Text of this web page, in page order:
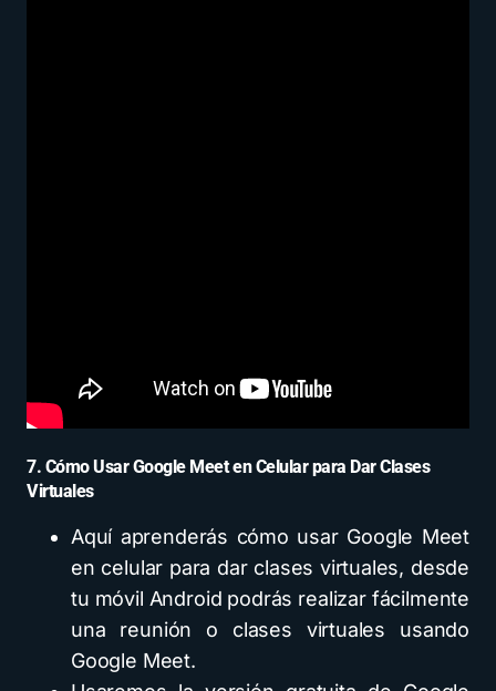
7. Cómo Usar Google Meet en Celular para Dar Clases
Virtuales
Aquí aprenderás cómo usar Google Meet
en celular para dar clases virtuales, desde
tu móvil Android podrás realizar fácilmente
una reunión o clases virtuales usando
Google Meet.